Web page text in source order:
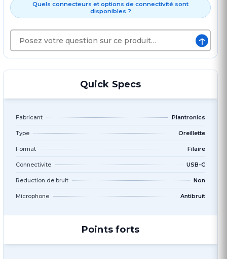
Quels connecteurs et options de connectivité sont
disponibles ?
↑
Quick Specs
Fabricant Plantronics
Type Oreillette
Format Filaire
Connectivite USB-C
Reduction de bruit Non
Microphone Antibruit
Points forts